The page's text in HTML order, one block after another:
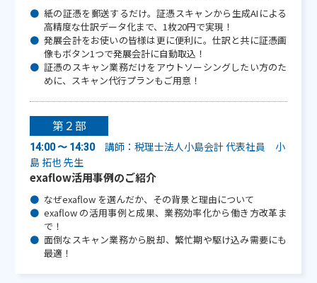
紙の証憑を郵送するだけ。証憑スキャンから生成AIによる
高精度な仕訳データ化まで、1枚20円で実現！
発展会計をお使いの皆様は更に便利に。仕訳と共に証憑画
像もボタン1つで発展会計に自動取込！
証憑のスキャン業務だけをアウトソーシングしたい方のた
めに、スキャン代行プランもご用意！
第２部
14:00 〜 14:30講師：税理士法人小島会計 代表社員 小
島 拓也 先生
exaflow活用事例のご紹介
なぜexaflow を選んだか、その背景と理由について
exaflow の活用事例と成果、業務効率化から働き方改革ま
で！
面倒なスキャン業務から脱却、繁忙期や駆け込み需要にも
最適！